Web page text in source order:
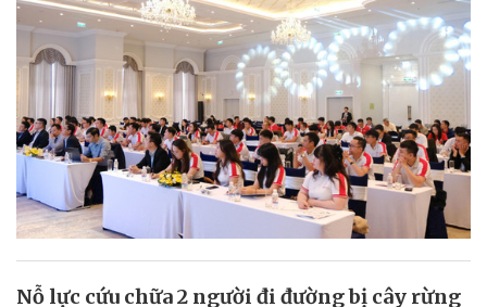
Nỗ lực cứu chữa 2 người đi đường bị cây rừng